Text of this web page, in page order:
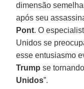
dimensão
após seu
Pont. O
Unidos se
esse entusiasmo
Trump se
Unidos”.